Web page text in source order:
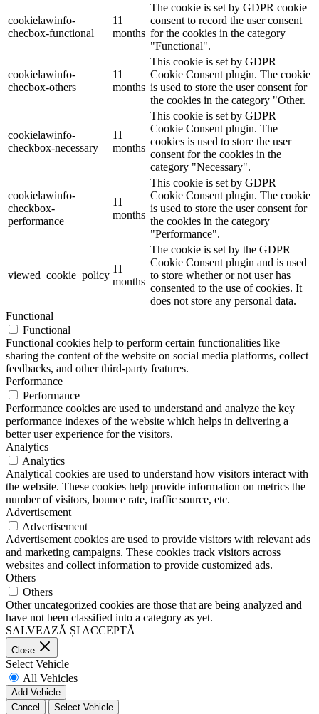
cookielawinfo-
checbox-functional
11
months
The cookie is set by GDPR cookie
consent to record the user consent
for the cookies in the category
"Functional".
cookielawinfo-
checbox-others
11
months
This cookie is set by GDPR
Cookie Consent plugin. The cookie
is used to store the user consent for
the cookies in the category "Other.
cookielawinfo-
checkbox-necessary
11
months
This cookie is set by GDPR
Cookie Consent plugin. The
cookies is used to store the user
consent for the cookies in the
category "Necessary".
cookielawinfo-
checkbox-
performance
11
months
This cookie is set by GDPR
Cookie Consent plugin. The cookie
is used to store the user consent for
the cookies in the category
"Performance".
viewed_cookie_policy
11
months
The cookie is set by the GDPR
Cookie Consent plugin and is used
to store whether or not user has
consented to the use of cookies. It
does not store any personal data.
Functional
Functional
Functional cookies help to perform certain functionalities like
sharing the content of the website on social media platforms, collect
feedbacks, and other third-party features.
Performance
Performance
Performance cookies are used to understand and analyze the key
performance indexes of the website which helps in delivering a
better user experience for the visitors.
Analytics
Analytics
Analytical cookies are used to understand how visitors interact with
the website. These cookies help provide information on metrics the
number of visitors, bounce rate, traffic source, etc.
Advertisement
Advertisement
Advertisement cookies are used to provide visitors with relevant ads
and marketing campaigns. These cookies track visitors across
websites and collect information to provide customized ads.
Others
Others
Other uncategorized cookies are those that are being analyzed and
have not been classified into a category as yet.
SALVEAZĂ ȘI ACCEPTĂ
Close
Select Vehicle
All Vehicles
Add Vehicle
Cancel
Select Vehicle